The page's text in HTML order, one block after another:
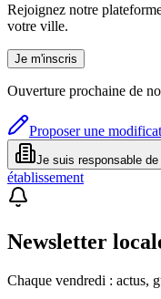
Rejoignez notre
votre ville.
Je m'inscris
Ouverture prochaine de
Proposer une
Je suis responsable
établissement
Newsletter
Chaque vendredi : actus,